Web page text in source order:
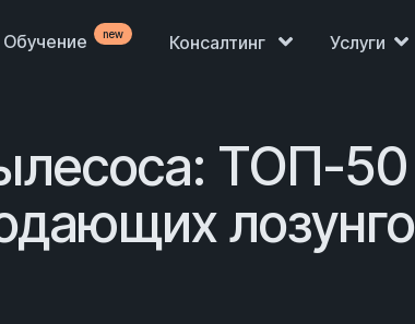
Обучение new Консалтинг Услуги
ТОП-50